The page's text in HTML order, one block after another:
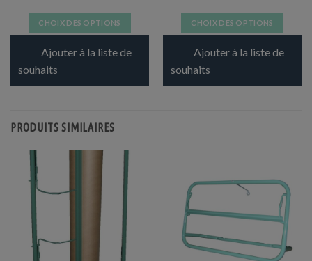
CHOIX DES OPTIONS
Ce
produit
options
Ajouter à la liste de
souhaits
CHOIX DES OPTIONS
Ce
produit
sur
page
produit
Ajouter à la liste de
souhaits
PRODUITS SIMILAIRES